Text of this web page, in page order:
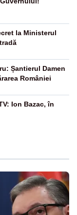
la Ministerul
Șantierul Damen
României
Ion Bazac, în